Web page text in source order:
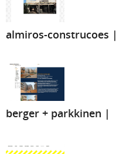
almiros-construcoes |
berger + parkkinen |